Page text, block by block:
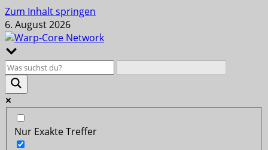
Zum Inhalt springen
6. August 2026
Nur Exakte Treffer